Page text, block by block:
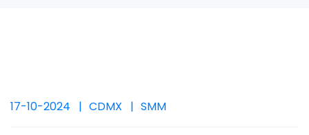
17-10-2024 CDMX SMM